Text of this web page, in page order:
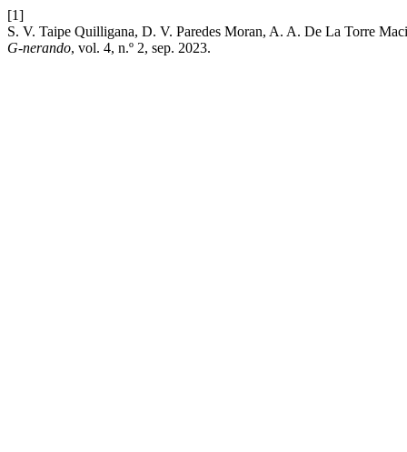
[1]
S. V. Taipe Quilligana, D. V. Paredes Moran, A. A. De La Torre
G-nerando, vol. 4, n.º 2, sep. 2023.